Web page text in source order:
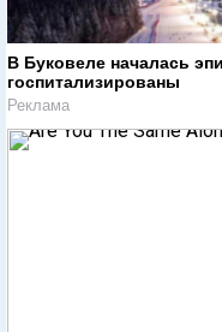
В Буковеле началась
госпитализированы
Реклама